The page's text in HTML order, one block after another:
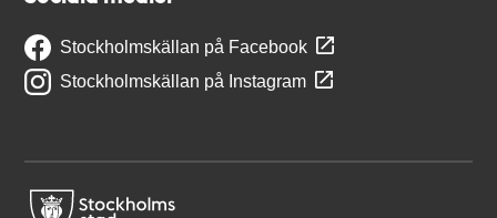
Stockholmskällan på Facebook
Stockholmskällan på Instagram